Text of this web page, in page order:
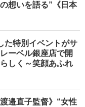
想いを語る”《日本
た特別イベントがサ
ーベル銀座店で開
しく～笑顔あふれ
邉直子監督》“女性